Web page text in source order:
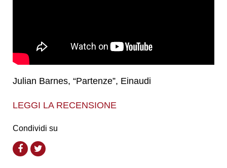
Julian Barnes, “Partenze”, Einaudi
LEGGI LA RECENSIONE
Condividi su